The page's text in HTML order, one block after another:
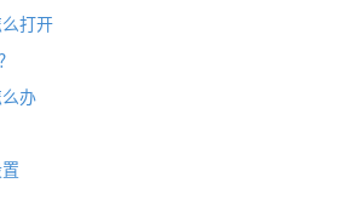
打开
办